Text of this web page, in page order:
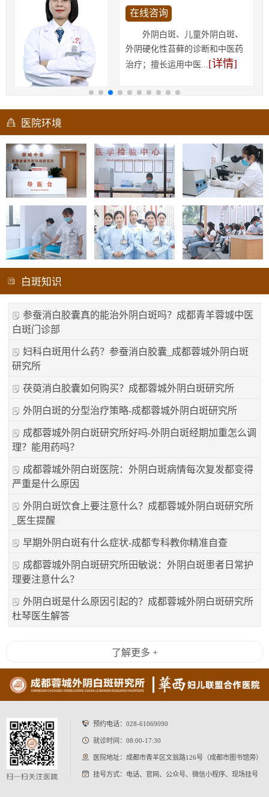
在线咨询
外阴白斑、儿童外阴白斑、
外阴硬化性苔藓的诊断和中医药
治疗；擅长运用中医...[详情]
医院环境
白斑知识
参蚕消白胶囊真的能治外阴白斑吗？成都青羊蓉城中医
白斑门诊部
妇科白斑用什么药？参蚕消白胶囊_成都蓉城外阴白斑
研究所
茯萸消白胶囊如何购买？成都蓉城外阴白斑研究所
外阴白斑的分型治疗策略-成都蓉城外阴白斑研究所
成都蓉城外阴白斑研究所好吗-外阴白斑经期加重怎么调
理？能用药吗？
成都蓉城外阴白斑医院：外阴白斑病情每次复发都变得
严重是什么原因
外阴白斑饮食上要注意什么？成都蓉城外阴白斑研究所
_医生提醒
早期外阴白斑有什么症状-成都专科教你精准自查
成都蓉城外阴白斑研究所田敏说：外阴白斑患者日常护
理要注意什么？
外阴白斑是什么原因引起的？成都蓉城外阴白斑研究所
杜琴医生解答
了解更多 +
预约电话： 028-61069090
就诊时间：08:00-17:30
医院地址：成都市青羊区文翁路126号（成都市图书馆旁）
挂号方式：电话、官网、公众号、微信小程序、现场挂号